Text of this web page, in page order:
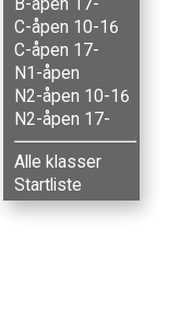
B-åpen 17-
C-åpen 10-16
C-åpen 17-
N1-åpen
N2-åpen 10-16
N2-åpen 17-
Alle klasser
Startliste